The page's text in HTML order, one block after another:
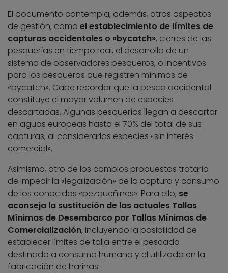
El documento contempla, además, otros aspectos
de gestión, como el establecimiento de límites de
capturas accidentales o «bycatch», cierres de las
pesquerías en tiempo real, el desarrollo de un
sistema de observadores pesqueros, o incentivos
para los pesqueros que registren mínimos de
«bycatch». Cabe recordar que la pesca accidental
constituye el mayor volumen de especies
descartadas. Algunas pesquerías llegan a descartar
en aguas europeas hasta el 70% del total de sus
capturas, al considerarlas especies «sin interés
comercial».
Asimismo, otro de los cambios propuestos trataría
de impedir la «legalización» de la captura y consumo
de los conocidos «pezqueñines». Para ello, se
aconseja la sustitución de las actuales Tallas
Mínimas de Desembarco por Tallas Mínimas de
Comercialización, incluyendo la posibilidad de
establecer límites de talla entre el pescado
destinado a consumo humano y el utilizado en la
fabricación de harinas.